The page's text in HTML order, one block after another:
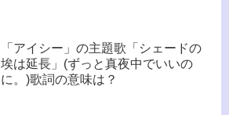
「アイシー」の主題歌「シェードの
埃は延長」(ずっと真夜中でいいの
に。)歌詞の意味は？